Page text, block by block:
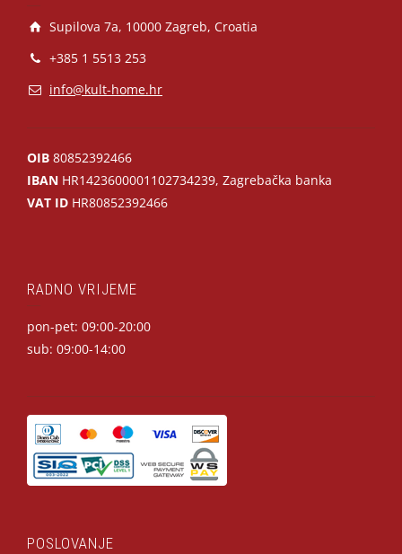
Supilova 7a, 10000 Zagreb, Croatia
+385 1 5513 253
info@kult-home.hr
OIB 80852392466
IBAN HR1423600001102734239, Zagrebačka banka
VAT ID HR80852392466
RADNO VRIJEME
pon-pet: 09:00-20:00
sub: 09:00-14:00
POSLOVANJE